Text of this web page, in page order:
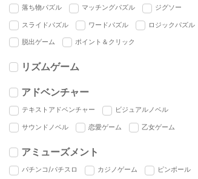
落ち物パズル マッチングパズル ジグソー
スライドパズル ワードパズル ロジックパズル
脱出ゲーム ポイント＆クリック
リズムゲーム
アドベンチャー
テキストアドベンチャー ビジュアルノベル
サウンドノベル 恋愛ゲーム 乙女ゲーム
アミューズメント
パチンコ/パチスロ カジノゲーム ピンボール